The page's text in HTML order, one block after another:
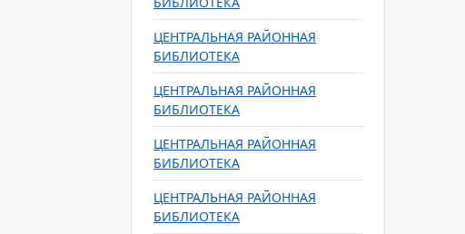
ЦЕНТРАЛЬНАЯ РАЙОННАЯ
БИБЛИОТЕКА
ЦЕНТРАЛЬНАЯ РАЙОННАЯ
БИБЛИОТЕКА
ЦЕНТРАЛЬНАЯ РАЙОННАЯ
БИБЛИОТЕКА
ЦЕНТРАЛЬНАЯ РАЙОННАЯ
БИБЛИОТЕКА